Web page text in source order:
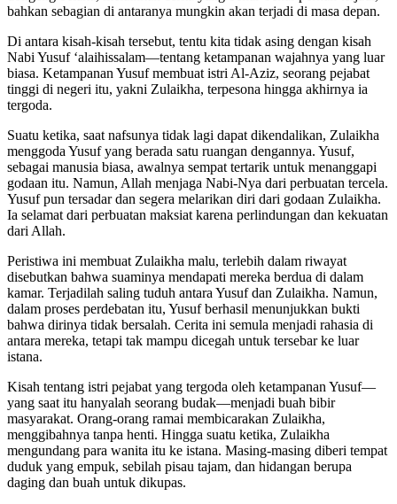
bahkan sebagian di antaranya mungkin akan terjadi di masa depan.
Di antara kisah-kisah tersebut, tentu kita tidak asing dengan kisah
Nabi Yusuf ‘alaihissalam—tentang ketampanan wajahnya yang luar
biasa. Ketampanan Yusuf membuat istri Al-Aziz, seorang pejabat
tinggi di negeri itu, yakni Zulaikha, terpesona hingga akhirnya ia
tergoda.
Suatu ketika, saat nafsunya tidak lagi dapat dikendalikan, Zulaikha
menggoda Yusuf yang berada satu ruangan dengannya. Yusuf,
sebagai manusia biasa, awalnya sempat tertarik untuk menanggapi
godaan itu. Namun, Allah menjaga Nabi-Nya dari perbuatan tercela.
Yusuf pun tersadar dan segera melarikan diri dari godaan Zulaikha.
Ia selamat dari perbuatan maksiat karena perlindungan dan kekuatan
dari Allah.
Peristiwa ini membuat Zulaikha malu, terlebih dalam riwayat
disebutkan bahwa suaminya mendapati mereka berdua di dalam
kamar. Terjadilah saling tuduh antara Yusuf dan Zulaikha. Namun,
dalam proses perdebatan itu, Yusuf berhasil menunjukkan bukti
bahwa dirinya tidak bersalah. Cerita ini semula menjadi rahasia di
antara mereka, tetapi tak mampu dicegah untuk tersebar ke luar
istana.
Kisah tentang istri pejabat yang tergoda oleh ketampanan Yusuf—
yang saat itu hanyalah seorang budak—menjadi buah bibir
masyarakat. Orang-orang ramai membicarakan Zulaikha,
menggibahnya tanpa henti. Hingga suatu ketika, Zulaikha
mengundang para wanita itu ke istana. Masing-masing diberi tempat
duduk yang empuk, sebilah pisau tajam, dan hidangan berupa
daging dan buah untuk dikupas.